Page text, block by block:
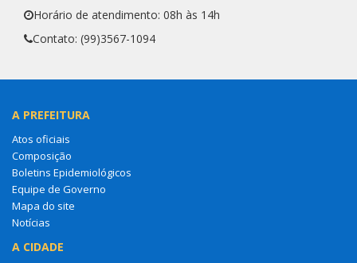
Horário de atendimento: 08h às 14h
Contato: (99)3567-1094
A PREFEITURA
Atos oficiais
Composição
Boletins Epidemiológicos
Equipe de Governo
Mapa do site
Notícias
A CIDADE